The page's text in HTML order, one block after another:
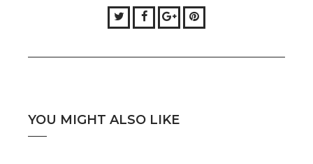
TwitterFacebook
Google+Pinterest
YOU MIGHT ALSO LIKE